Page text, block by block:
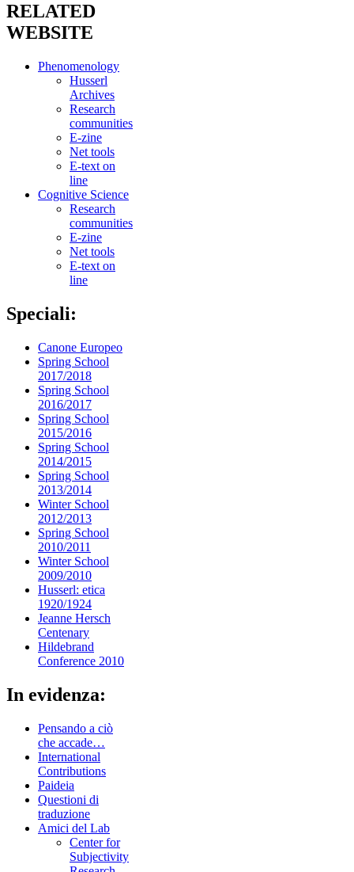
RELATED
WEBSITE
Phenomenology
Husserl
Archives
Research
communities
E-zine
Net tools
E-text on
line
Cognitive Science
Research
communities
E-zine
Net tools
E-text on
line
Speciali:
Canone Europeo
Spring School
2017/2018
Spring School
2016/2017
Spring School
2015/2016
Spring School
2014/2015
Spring School
2013/2014
Winter School
2012/2013
Spring School
2010/2011
Winter School
2009/2010
Husserl: etica
1920/1924
Jeanne Hersch
Centenary
Hildebrand
Conference 2010
In evidenza:
Pensando a ciò
che accade…
International
Contributions
Paideia
Questioni di
traduzione
Amici del Lab
Center for
Subjectivity